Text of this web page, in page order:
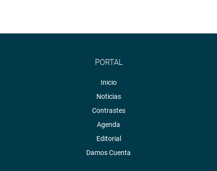
PORTAL
Inicio
Noticias
Contrastes
Agenda
Editorial
Damos Cuenta